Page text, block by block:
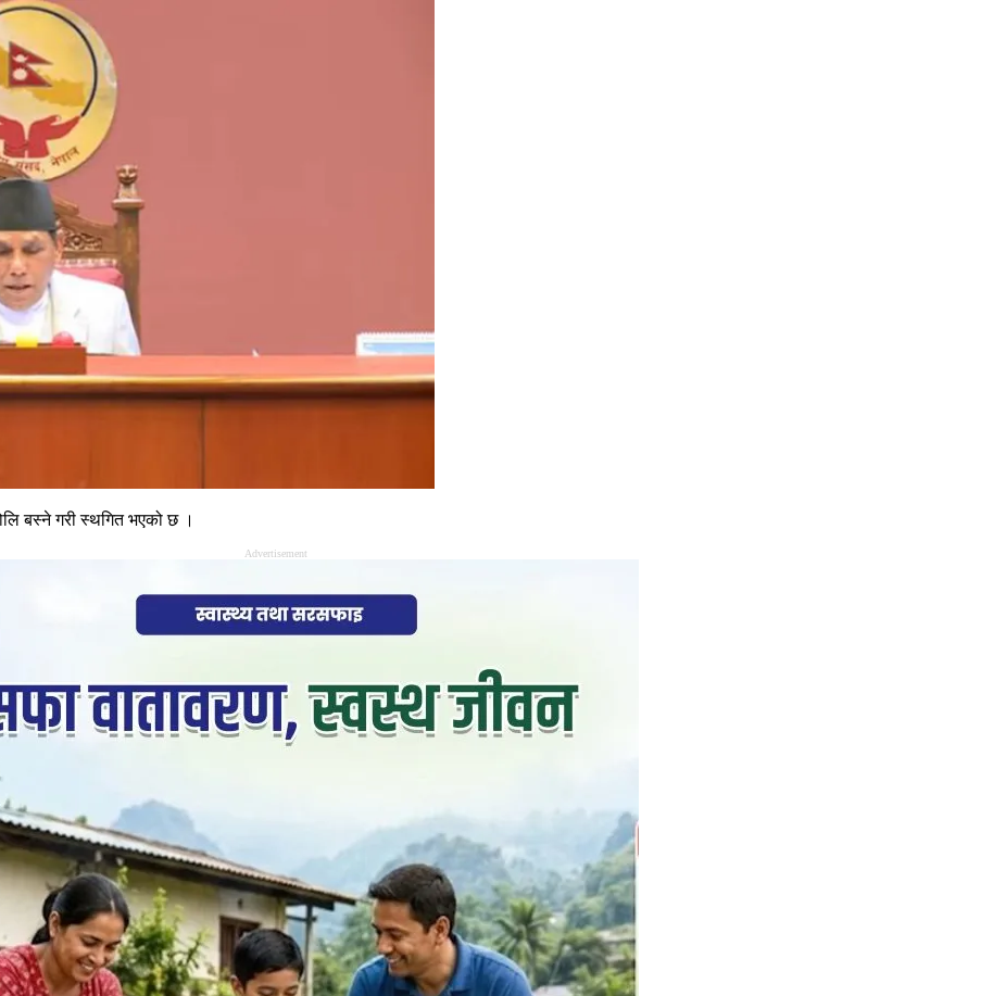
बस्ने गरी स्थगित भएको छ ।
Advertisement